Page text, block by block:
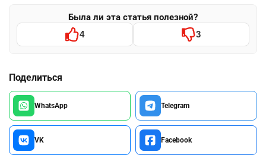
Была ли эта статья полезной?
4 3
Поделиться
WhatsApp Telegram
VK Facebook